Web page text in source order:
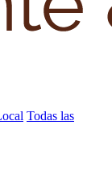
Todas las